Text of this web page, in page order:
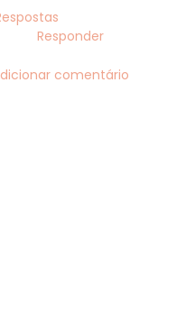
Responder
comentário